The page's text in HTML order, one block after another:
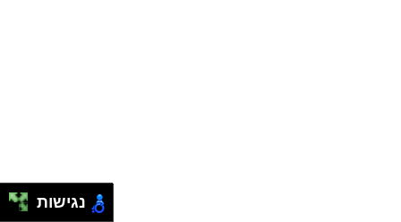
נגישות